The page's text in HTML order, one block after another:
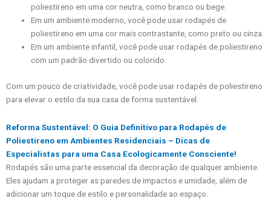
poliestireno em uma cor neutra, como branco ou bege.
Em um ambiente moderno, você pode usar rodapés de
poliestireno em uma cor mais contrastante, como preto ou cinza.
Em um ambiente infantil, você pode usar rodapés de poliestireno
com um padrão divertido ou colorido.
Com um pouco de criatividade, você pode usar rodapés de poliestireno
para elevar o estilo da sua casa de forma sustentável.
Reforma Sustentável: O Guia Definitivo para Rodapés de
Poliestireno em Ambientes Residenciais – Dicas de
Especialistas para uma Casa Ecologicamente Consciente!
Rodapés são uma parte essencial da decoração de qualquer ambiente.
Eles ajudam a proteger as paredes de impactos e umidade, além de
adicionar um toque de estilo e personalidade ao espaço.